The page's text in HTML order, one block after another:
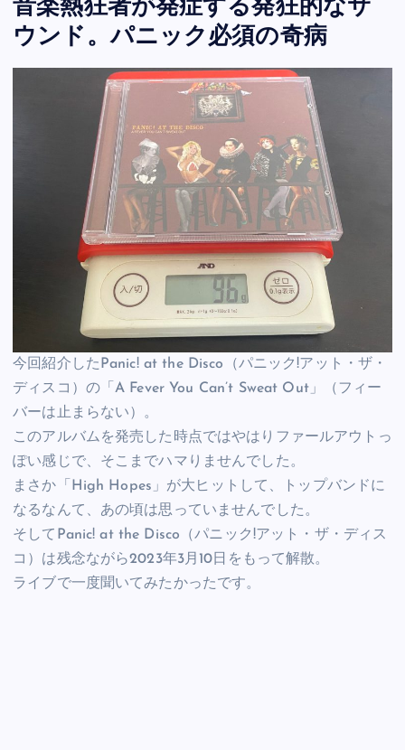
音楽熱狂者が発症する発狂的なサ
ウンド。パニック必須の奇病
今回紹介したPanic! at the Disco（パニック!アット・ザ・
ディスコ）の「A Fever You Can’t Sweat Out」（フィー
バーは止まらない）。
このアルバムを発売した時点ではやはりファールアウトっ
ぽい感じで、そこまでハマりませんでした。
まさか「High Hopes」が大ヒットして、トップバンドに
なるなんて、あの頃は思っていませんでした。
そしてPanic! at the Disco（パニック!アット・ザ・ディス
コ）は残念ながら2023年3月10日をもって解散。
ライブで一度聞いてみたかったです。